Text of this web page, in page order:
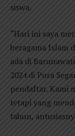
siswa.
“Hari ini saya
beragama Islam
ada di
2024 di Pura
pendaftar. Kami
tetapi yang
tahun,